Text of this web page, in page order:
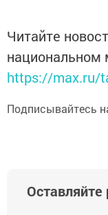
Читайте
https://max.ru/
Подписывайтесь
Оставляйте